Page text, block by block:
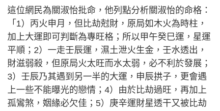
這位網民為關淑怡批命，他列點分析關淑怡的命格：
「1）丙火申月，但比劫尅財，原局如木火為時柱，
加上大運即可判斷為專旺格；所以甲午癸巳運，星運
平順；2）一走壬辰運，濕土泄火生金，壬水透出，
財滋弱殺，但原局火太旺而水太弱，必不利於發展；
3）壬辰乃其遇到另一半的大運，申辰拱子，更會遇
上一些不能曝光的戀情；4）由於比劫過旺，再加上
孤鸞煞，姻緣必欠佳；5）庚辛運財星透干又被比劫